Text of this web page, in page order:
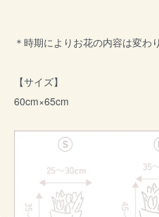
＊時期によりお花の内容は変わ
【サイズ】
60cm×65cm